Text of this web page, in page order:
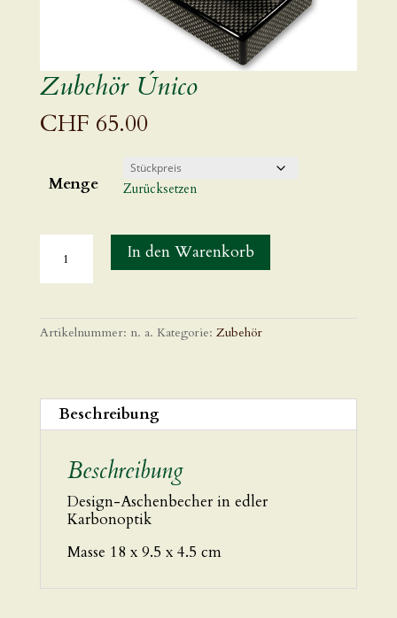
Zubehör Único
CHF 65.00
Menge Zurücksetzen
In den Warenkorb
Artikelnummer: n. a. Kategorie: Zubehör
Beschreibung
Beschreibung
Design-Aschenbecher in edler
Karbonoptik
Masse 18 x 9.5 x 4.5 cm